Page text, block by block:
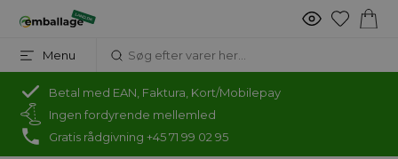
Menu
Betal med EAN, Faktura, Kort/Mobilepay
Ingen fordyrende mellemled
Gratis rådgivning +45 71 99 02 95